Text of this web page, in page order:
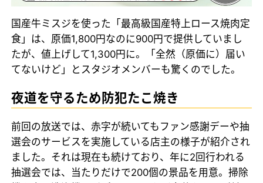
国産牛ミスジを使った「最高級国産特上ロース焼肉定
食」は、原価1,800円なのに900円で提供していまし
たが、値上げして1,300円に。「全然（原価に）届い
てないけど」とスタジオメンバーも驚くのでした。
夜道を守るため防犯たこ焼き
前回の放送では、赤字が続いてもファン感謝デーや抽
選会のサービスを実施している店主の様子が紹介され
ました。それは現在も続けており、年に2回行われる
抽選会では、当たりだけで200個の景品を用意。掃除